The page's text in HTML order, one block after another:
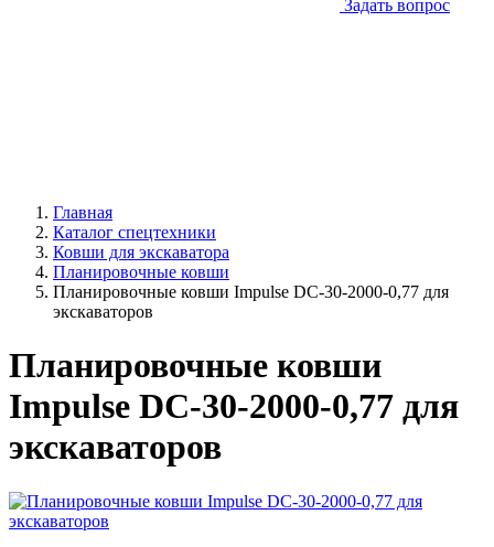
Задать вопрос
Главная
Каталог спецтехники
Ковши для экскаватора
Планировочные ковши
Планировочные ковши Impulse DC-30-2000-0,77 для
экскаваторов
Планировочные ковши
Impulse DC-30-2000-0,77 для
экскаваторов